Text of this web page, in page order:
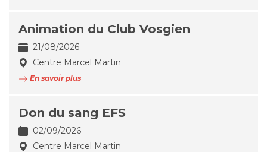
Animation du Club Vosgien
21/08/2026
Centre Marcel Martin
En savoir plus
Don du sang EFS
02/09/2026
Centre Marcel Martin